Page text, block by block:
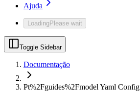
Ajuda
LoadingPlease wait
Toggle Sidebar
Documentação
Pt%2Fguides%2Fmodel Yaml Config